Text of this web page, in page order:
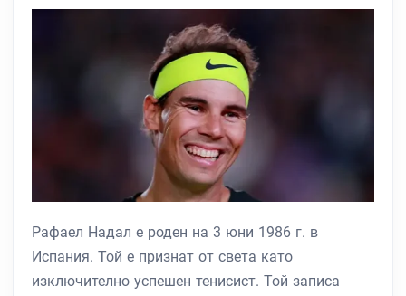
Рафаел Надал е роден на 3 юни 1986 г. в
Испания. Той е признат от света като
изключително успешен тенисист. Той записа